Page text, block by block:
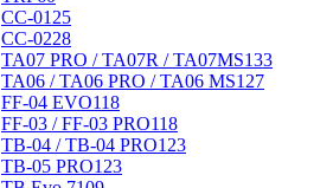
CC-01 25
CC-0228
TA07 PRO / TA07R / TA07MS133
TA06 / TA06 PRO / TA06 MS127
FF-04 EVO118
FF-03 / FF-03 PRO118
TB-04 / TB-04 PRO123
TB-05 PRO123